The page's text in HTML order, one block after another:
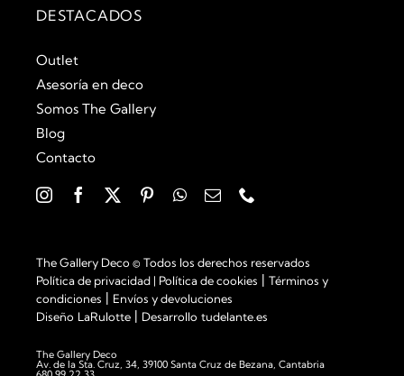
DESTACADOS
Outlet
Asesoría en deco
Somos The Gallery
Blog
Contacto
The Gallery Deco © Todos los derechos reservados
Política de privacidad| Política de cookies | Términos y
condiciones | Envíos y devoluciones
Diseño LaRulotte| Desarrollo tudelante.es
The Gallery Deco
Av. de la Sta. Cruz, 34, 39100 Santa Cruz de Bezana, Cantabria